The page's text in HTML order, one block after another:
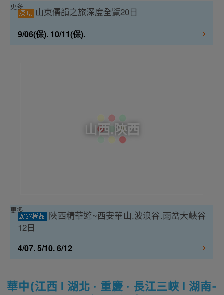
山東儒韻之旅深度全覽20日
9/06(保). 10/11(保).
更多
山西.陝西
陜西精華遊~西安華山.波浪谷.雨岔大峽谷
12日
4/07. 5/10. 6/12
更多
華中(江西 l 湖北 ‧ 重慶 ‧ 長江三峽 l 湖南-